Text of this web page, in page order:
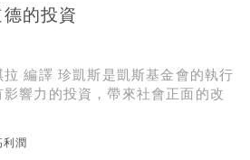
的投資
編譯 珍凱斯是凱斯基金會的執行
響力的投資，帶來社會正面的改